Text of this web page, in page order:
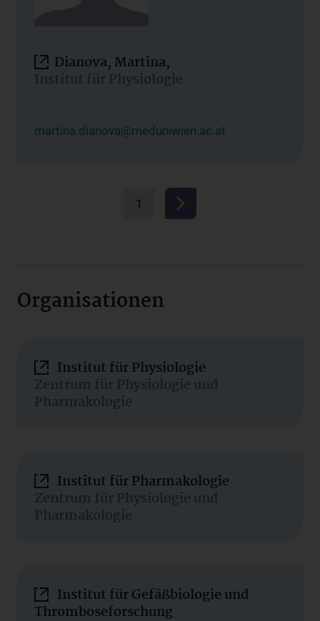
Dianova, Martina,
Institut für Physiologie
martina.dianova@meduniwien.ac.at
1
Organisationen
Institut für Physiologie
Zentrum für Physiologie und
Pharmakologie
Institut für Pharmakologie
Zentrum für Physiologie und
Pharmakologie
Institut für Gefäßbiologie und
Thromboseforschung